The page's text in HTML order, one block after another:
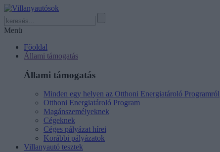
Menü
Főoldal
Állami támogatás
Állami támogatás
Minden egy helyen az Otthoni Energiatároló Programról
Otthoni Energiatároló Program
Magánszemélyeknek
Cégeknek
Céges pályázat hírei
Korábbi pályázatok
Villanyautó tesztek